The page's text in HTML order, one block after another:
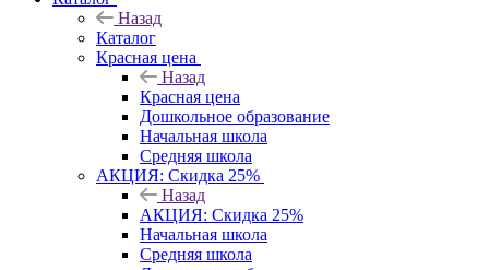
Назад
Каталог
Красная цена
Назад
Красная цена
Дошкольное образование
Начальная школа
Средняя школа
АКЦИЯ: Скидка 25%
Назад
АКЦИЯ: Скидка 25%
Начальная школа
Средняя школа